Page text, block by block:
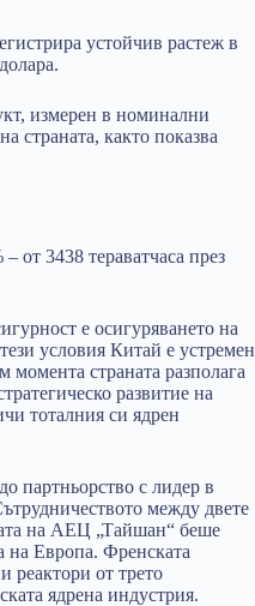
устойчив растеж в
измерен в номинални
страната, както показва
от 3438 тераватчаса през
е осигуряването на
условия Китай е устремен
страната разполага
развитие на
тоталния си ядрен
партньорство с лидер в
между двете
на АЕЦ „Тайшан“ беше
на Европа. Френската
реактори от трето
ядрена индустрия.